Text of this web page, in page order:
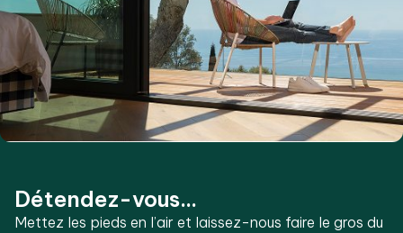
Détendez-vous...
Mettez les pieds en l’air et laissez-nous faire le gros du